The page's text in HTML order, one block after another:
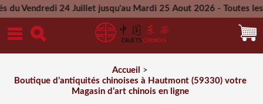
24 Juillet jusqu'au Mardi 25 Aout 2026 - Toutes les
Mercredi 26 Aout 2026
Accueil
>
Boutique d’antiquités chinoises à Hautmont (59330) votre
Magasin d’art chinois en ligne